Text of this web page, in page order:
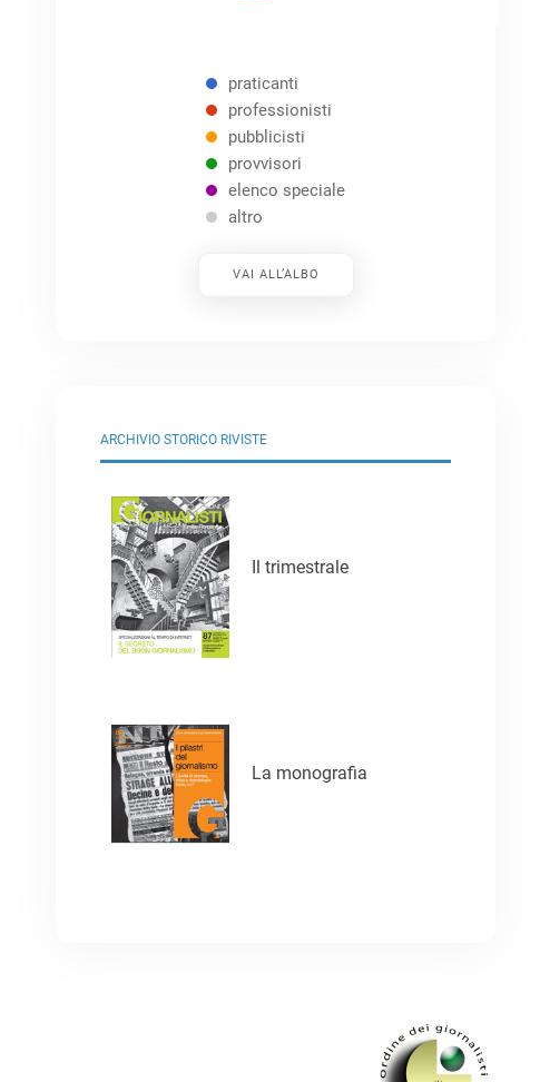
praticanti
professionisti
pubblicisti
provvisori
elenco speciale
altro
VAI ALL’ALBO
ARCHIVIO STORICO RIVISTE
Il trimestrale
La monografia